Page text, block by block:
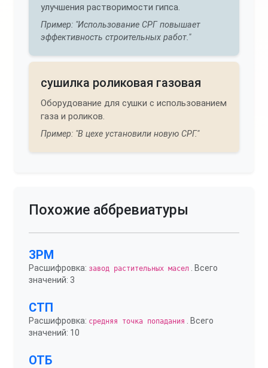
улучшения растворимости гипса.
Пример: "Использование СРГ повышает
эффективность строительных работ."
сушилка роликовая газовая
Оборудование для сушки с использованием
газа и роликов.
Пример: "В цехе установили новую СРГ."
Похожие аббревиатуры
ЗРМ
Расшифровка: завод растительных масел . Всего
значений: 3
СТП
Расшифровка: средняя точка попадания
. Всего
значений: 10
ОТБ